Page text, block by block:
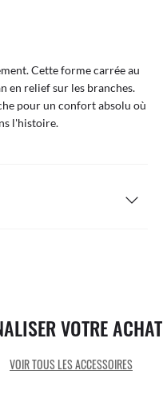
Cette forme carrée au
en relief sur les branches.
pour un confort absolu où
l'histoire.
VOTRE ACHAT
VOIR TOUS LES ACCESSOIRES